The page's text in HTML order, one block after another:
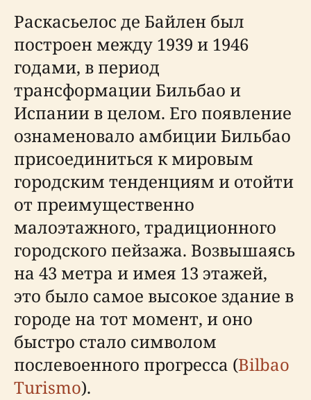
Раскасьелос де Байлен был
построен между 1939 и 1946
годами, в период
трансформации Бильбао и
Испании в целом. Его появление
ознаменовало амбиции Бильбао
присоединиться к мировым
городским тенденциям и отойти
от преимущественно
малоэтажного, традиционного
городского пейзажа. Возвышаясь
на 43 метра и имея 13 этажей,
это было самое высокое здание в
городе на тот момент, и оно
быстро стало символом
послевоенного прогресса (Bilbao
Turismo).